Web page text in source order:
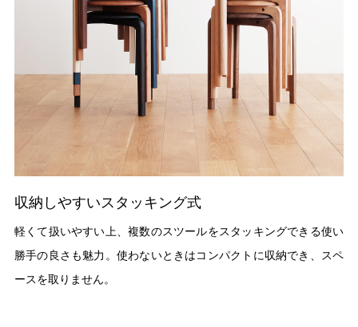
収納しやすいスタッキング式
軽くて扱いやすい上、複数のスツールをスタッキングできる使い
勝手の良さも魅力。使わないときはコンパクトに収納でき、スペ
ースを取りません。